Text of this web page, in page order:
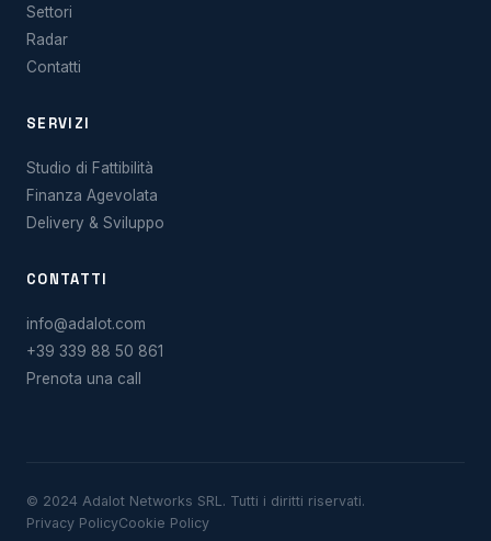
Settori
Radar
Contatti
SERVIZI
Studio di Fattibilità
Finanza Agevolata
Delivery & Sviluppo
CONTATTI
info@adalot.com
+39 339 88 50 861
Prenota una call
© 2024 Adalot Networks SRL. Tutti i diritti riservati.
Privacy PolicyCookie Policy